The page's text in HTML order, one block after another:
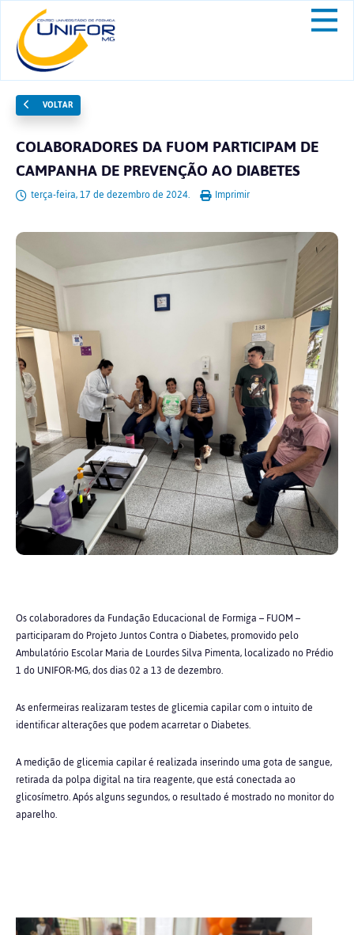
VOLTAR
COLABORADORES DA FUOM PARTICIPAM DE
CAMPANHA DE PREVENÇÃO AO DIABETES
terça-feira, 17 de dezembro de 2024. Imprimir
Os colaboradores da Fundação Educacional de Formiga – FUOM –
participaram do Projeto Juntos Contra o Diabetes, promovido pelo
Ambulatório Escolar Maria de Lourdes Silva Pimenta, localizado no Prédio
1 do UNIFOR-MG, dos dias 02 a 13 de dezembro.
As enfermeiras realizaram testes de glicemia capilar com o intuito de
identificar alterações que podem acarretar o Diabetes.
A medição de glicemia capilar é realizada inserindo uma gota de sangue,
retirada da polpa digital na tira reagente, que está conectada ao
glicosímetro. Após alguns segundos, o resultado é mostrado no monitor do
aparelho.